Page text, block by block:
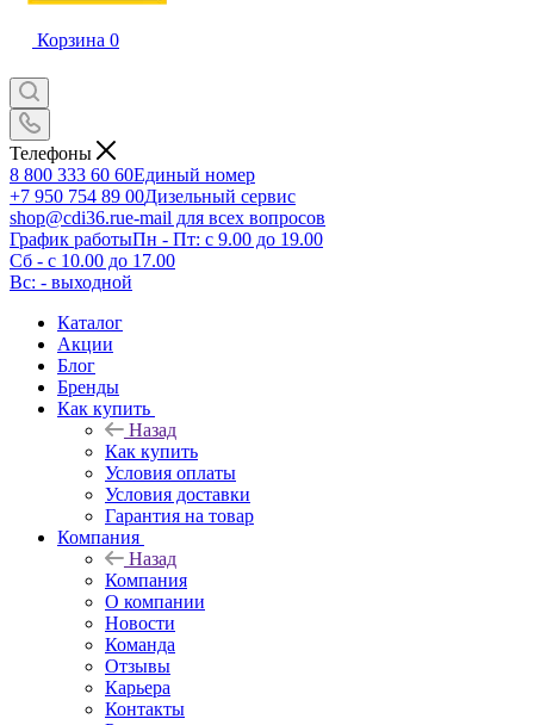
Корзина 0
Телефоны
8 800 333 60 60Единый номер
+7 950 754 89 00Дизельный сервис
shop@cdi36.rue-mail для всех вопросов
График работыПн - Пт: с 9.00 до 19.00
Сб - с 10.00 до 17.00
Вс: - выходной
Каталог
Акции
Блог
Бренды
Как купить
Назад
Как купить
Условия оплаты
Условия доставки
Гарантия на товар
Компания
Назад
Компания
О компании
Новости
Команда
Отзывы
Карьера
Контакты